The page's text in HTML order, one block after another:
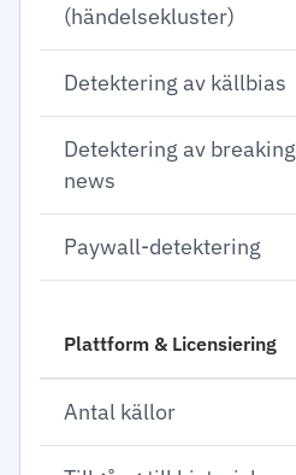
(händelsekluster)
Detektering av källbias
Detektering av breaking
news
Paywall-detektering
Plattform & Licensiering
Antal källor